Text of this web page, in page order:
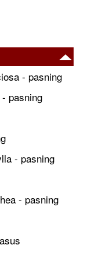
- pasning
pasning
- pasning
- pasning